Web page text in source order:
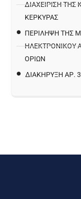
ΔΙΑΧΕΊΡΙΣΗ
ΚΈΡΚΥΡΑΣ
ΠΕΡΙΛΗΨΗ ΤΗΣ
ΗΛΕΚΤΡΟΝΙΚΟΥ
ΟΡΙΩΝ
ΔΙΑΚΉΡΥΞΗ ΑΡ.